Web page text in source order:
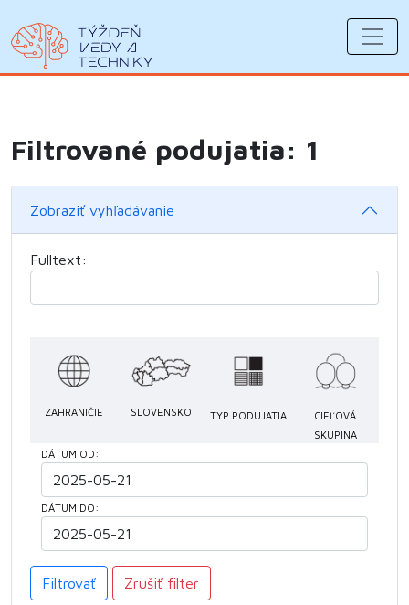
Filtrované podujatia: 1
Zobraziť vyhľadávanie
Fulltext:
ZAHRANIČIE SLOVENSKO TYP PODUJATIA
CIEĽOVÁ
SKUPINA
DÁTUM OD:
DÁTUM DO:
Filtrovať Zrušiť filter